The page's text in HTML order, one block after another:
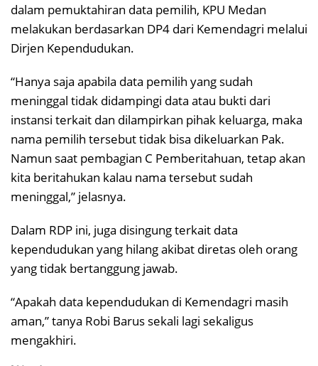
dalam pemuktahiran data pemilih, KPU Medan
melakukan berdasarkan DP4 dari Kemendagri melalui
Dirjen Kependudukan.
“Hanya saja apabila data pemilih yang sudah
meninggal tidak didampingi data atau bukti dari
instansi terkait dan dilampirkan pihak keluarga, maka
nama pemilih tersebut tidak bisa dikeluarkan Pak.
Namun saat pembagian C Pemberitahuan, tetap akan
kita beritahukan kalau nama tersebut sudah
meninggal,” jelasnya.
Dalam RDP ini, juga disingung terkait data
kependudukan yang hilang akibat diretas oleh orang
yang tidak bertanggung jawab.
“Apakah data kependudukan di Kemendagri masih
aman,” tanya Robi Barus sekali lagi sekaligus
mengakhiri.